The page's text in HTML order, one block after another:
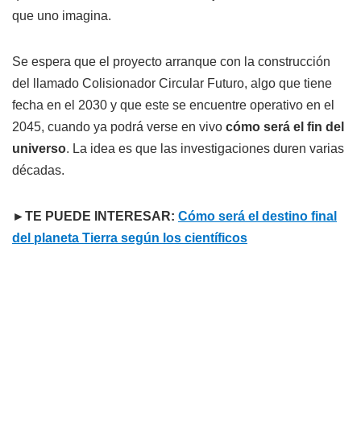
que uno imagina.
Se espera que el proyecto arranque con la construcción
del llamado Colisionador Circular Futuro, algo que tiene
fecha en el 2030 y que este se encuentre operativo en el
2045, cuando ya podrá verse en vivo cómo será el fin del
universo. La idea es que las investigaciones duren varias
décadas.
►TE PUEDE INTERESAR: Cómo será el destino final
del planeta Tierra según los científicos